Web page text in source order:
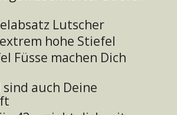
Lutscher
hohe Stiefel
Füsse machen Dich
sind auch Deine